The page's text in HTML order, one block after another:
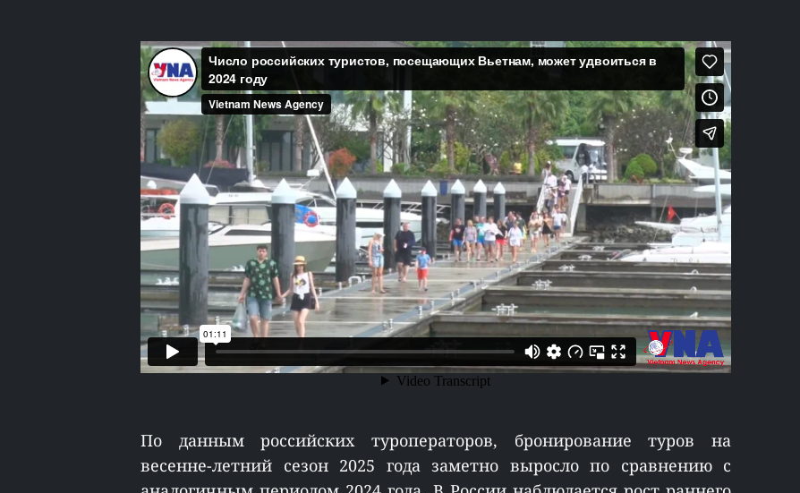
По данным российских туроператоров, бронирование туров на
весенне-летний сезон 2025 года заметно выросло по сравнению с